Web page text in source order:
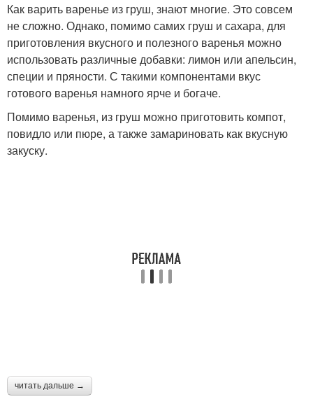
Как варить варенье из груш, знают многие. Это совсем
не сложно. Однако, помимо самих груш и сахара, для
приготовления вкусного и полезного варенья можно
использовать различные добавки: лимон или апельсин,
специи и пряности. С такими компонентами вкус
готового варенья намного ярче и богаче.
Помимо варенья, из груш можно приготовить компот,
повидло или пюре, а также замариновать как вкусную
закуску.
читать дальше →